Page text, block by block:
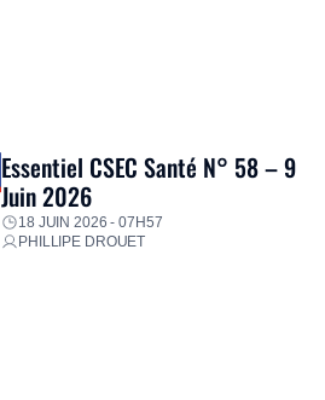
Essentiel CSEC Santé N° 58 – 9
Juin 2026
18 JUIN 2026 - 07H57
PHILLIPE DROUET